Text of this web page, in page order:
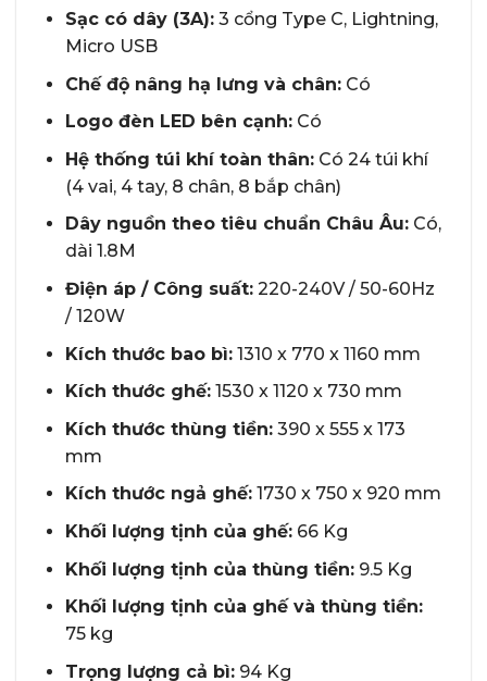
Sạc có dây (3A):3 cổng Type C, Lightning,
Micro USB
Chế độ nâng hạ lưng và chân:Có
Logo đèn LED bên cạnh:Có
Hệ thống túi khí toàn thân:Có 24 túi khí
(4 vai, 4 tay, 8 chân, 8 bắp chân)
Dây nguồn theo tiêu chuẩn Châu Âu:Có,
dài 1.8M
Điện áp / Công suất:220-240V / 50-60Hz
/ 120W
Kích thước bao bì:1310 x 770 x 1160 mm
Kích thước ghế:1530 x 1120 x 730 mm
Kích thước thùng tiền:390 x 555 x 173
mm
Kích thước ngả ghế:1730 x 750 x 920 mm
Khối lượng tịnh của ghế:66 Kg
Khối lượng tịnh của thùng tiền:9.5 Kg
Khối lượng tịnh của ghế và thùng tiền:
75 kg
Trọng lượng cả bì:94 Kg